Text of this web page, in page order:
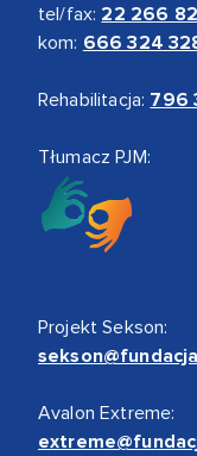
tel/fax: 22 266
kom: 666 324
Rehabilitacja: 796
Tłumacz PJM:
Projekt Sekson:
Avalon Extreme: